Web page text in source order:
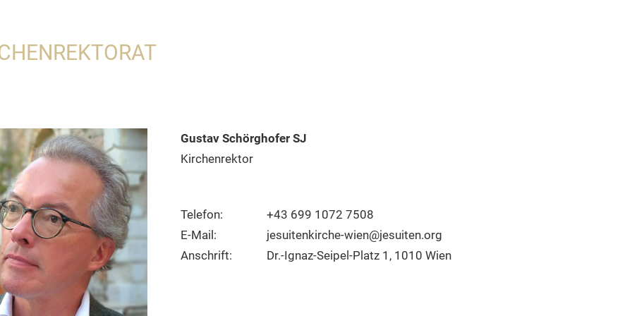
Gustav Schörghofer SJ
Kirchenrektor
Telefon:
+43 699 1072 7508
E-Mail:
jesuitenkirche-wien@jesuiten.org
Anschrift:
Dr.-Ignaz-Seipel-Platz 1, 1010 Wien